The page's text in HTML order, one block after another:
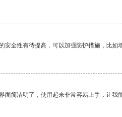
安全性有待提高，可以加强防护措施，比如
面简洁明了，使用起来非常容易上手，让我